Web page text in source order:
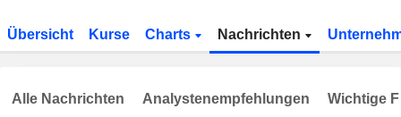
Übersicht Kurse Charts Nachrichten
Alle Nachrichten Analystenempfehlungen Wichtige